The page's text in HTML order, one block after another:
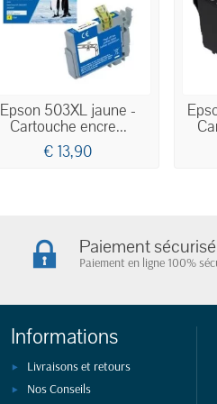
Epson 503XL jaune -
Cartouche encre...
€ 13,90
Paiement sécurisé
Paiement en ligne 100%
Informations
Livraisons et retours
Nos Conseils